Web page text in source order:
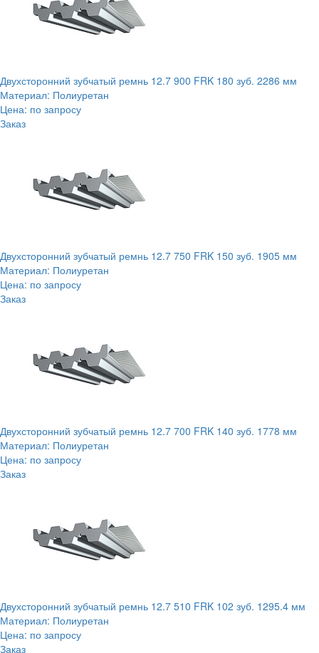
Двухсторонний зубчатый ремнь 12.7 900 FRK 180 зуб. 2286 мм
Материал: Полиуретан
Цена: по запросу
Заказ
Двухсторонний зубчатый ремнь 12.7 750 FRK 150 зуб. 1905 мм
Материал: Полиуретан
Цена: по запросу
Заказ
Двухсторонний зубчатый ремнь 12.7 700 FRK 140 зуб. 1778 мм
Материал: Полиуретан
Цена: по запросу
Заказ
Двухсторонний зубчатый ремнь 12.7 510 FRK 102 зуб. 1295.4 мм
Материал: Полиуретан
Цена: по запросу
Заказ